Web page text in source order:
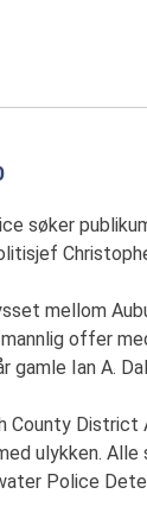
søker
mellom
offer
Ian A.
ulykken.
Police